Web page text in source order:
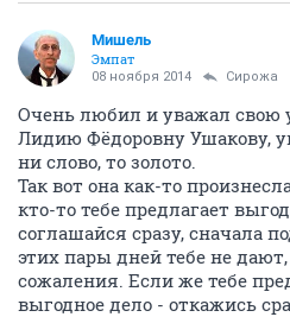
Мишель
Эмпат
08 ноября 2014 Сирожа
Очень любил и уважал свою
Лидию Фёдоровну Ушакову,
ни слово, то золото.
Так вот она как-то
кто-то тебе предлагает
соглашайся сразу, сначала
этих пары дней тебе не
сожаления. Если же тебе
выгодное дело - откажись